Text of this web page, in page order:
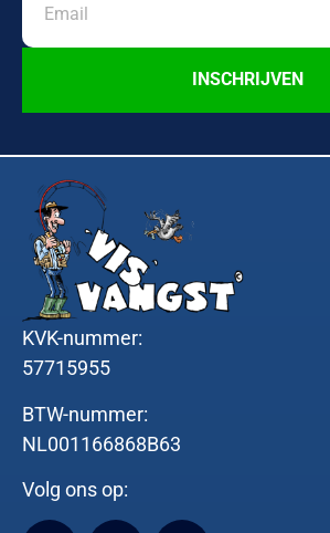
INSCHRIJVEN
KVK-nummer:
57715955
BTW-nummer:
NL001166868B63
Volg ons op: